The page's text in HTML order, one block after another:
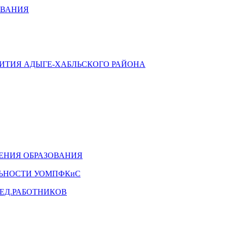
АДЫГЕ-ХАБЛЬСКОГО РАЙОНА
ОБРАЗОВАНИЯ
УОМПФКиС